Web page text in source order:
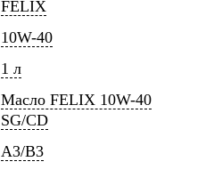
FELIX
10W-40
1 л
Масло FELIX 10W-40
SG/CD
A3/B3